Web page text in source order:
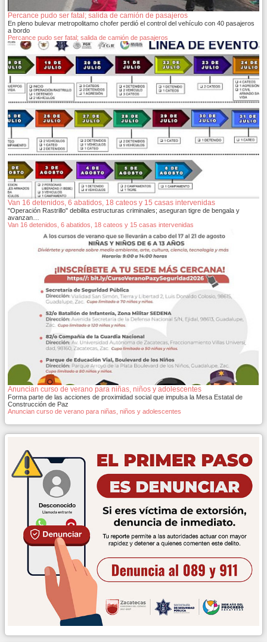
Percance pudo ser fatal; salida de camión de pasajeros
En pleno bulevar metropolitamo chofer perdió el control del vehículo con 40 pasajeros
a bordo
Percance pudo ser fatal; salida de camión de pasajeros
Van 16 detenidos, 6 abatidos, 18 cateos y 15 casas intervenidas
"Operación Rastrillo" debilita estructuras criminales; aseguran tigre de bengala y
avanzan…
Van 16 detenidos, 6 abatidos, 18 cateos y 15 casas intervenidas
Anuncian curso de verano para niñas, niños y adolescentes
Forma parte de las acciones de proximidad social que impulsa la Mesa Estatal de
Construcción de Paz
Anuncian curso de verano para niñas, niños y adolescentes